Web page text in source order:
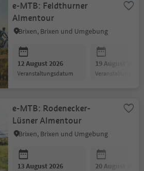
e-MTB: Feldthurner
Almentour
Brixen, Brixen und Umgebung
12 August 2026
Veranstaltungsdatum
19 August 2026
e-MTB: Rodenecker-
Lüsner Almentour
Brixen, Brixen und Umgebung
13 August 2026 20 August 2026